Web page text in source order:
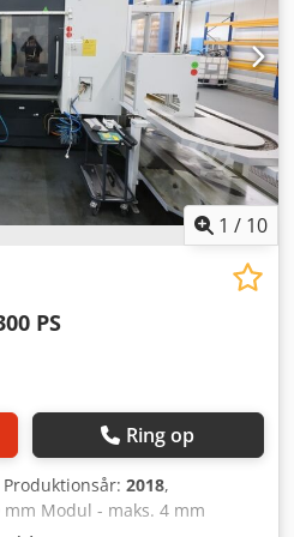
spånetransportør,
med skydedøre, 2
Fabr. BORRIES,
fræsning Maks.
modul: 3,0 / 4,5 Maks.
op til 1.500
svarer til de
Mikron A35 CNC. Stand:
vedligeholdt
mulig efter aftale Tilgængelig
1 / 10
PS
Ring op
Produktionsår: 2018,
Modul - maks. 4 mm